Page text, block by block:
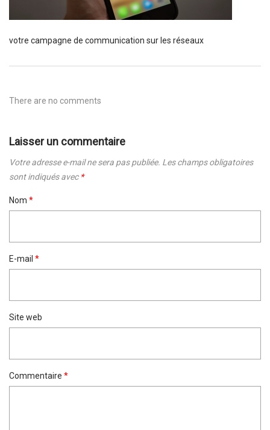
votre campagne de communication sur les réseaux
There are no comments
Laisser un commentaire
Votre adresse e-mail ne sera pas publiée. Les champs obligatoires
sont indiqués avec *
Nom *
E-mail *
Site web
Commentaire *